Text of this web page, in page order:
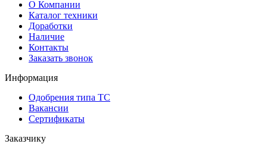
О Компании
Каталог техники
Доработки
Наличие
Контакты
Заказать звонок
Информация
Одобрения типа ТС
Вакансии
Сертификаты
Заказчику